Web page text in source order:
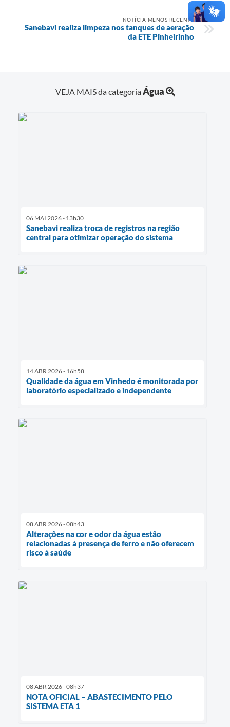
NOTÍCIA MENOS RECENTE
Sanebavi realiza limpeza nos tanques de aeração
da ETE Pinheirinho
VEJA MAIS da categoriaÁgua
06 MAI 2026 - 13h30
Sanebavi realiza troca de registros na região
central para otimizar operação do sistema
14 ABR 2026 - 16h58
Qualidade da água em Vinhedo é monitorada por
laboratório especializado e independente
08 ABR 2026 - 08h43
Alterações na cor e odor da água estão
relacionadas à presença de ferro e não oferecem
risco à saúde
08 ABR 2026 - 08h37
NOTA OFICIAL – ABASTECIMENTO PELO
SISTEMA ETA 1